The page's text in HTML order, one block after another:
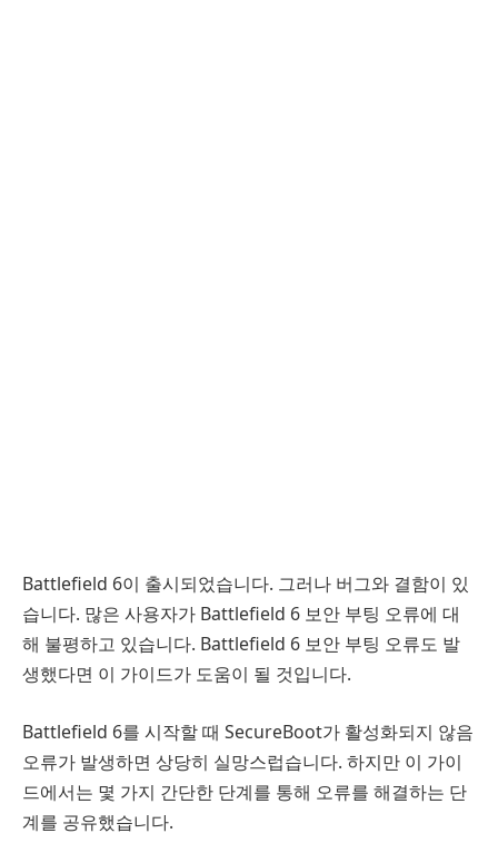
Battlefield 6이 출시되었습니다. 그러나 버그와 결함이 있
습니다. 많은 사용자가 Battlefield 6 보안 부팅 오류에 대
해 불평하고 있습니다. Battlefield 6 보안 부팅 오류도 발
생했다면 이 가이드가 도움이 될 것입니다.
Battlefield 6를 시작할 때 SecureBoot가 활성화되지 않음
오류가 발생하면 상당히 실망스럽습니다. 하지만 이 가이
드에서는 몇 가지 간단한 단계를 통해 오류를 해결하는 단
계를 공유했습니다.